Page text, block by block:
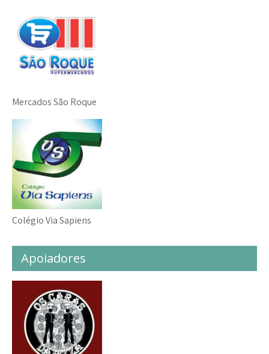
Mercados São Roque
Colégio Via Sapiens
Apoiadores